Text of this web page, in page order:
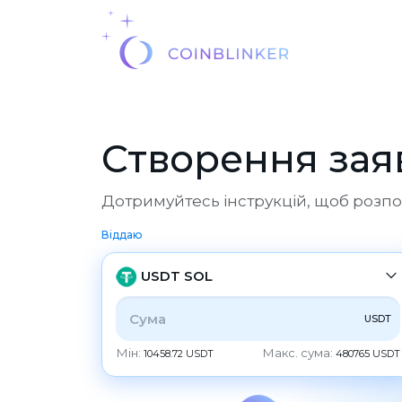
Створення
Дотримуйтесь інструкцій, щоб
Віддаю
USDT SOL
УСЕ BALANCE
CHECK CASH
USDT
Мін:10458.72 USDT Макс. сума: 480765 USDT